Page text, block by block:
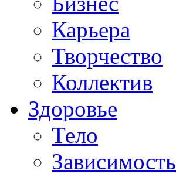
Карьера
Творчество
Коллектив
Здоровье
Тело
Зависимость